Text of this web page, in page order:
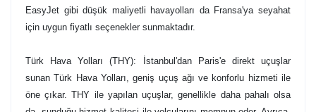
EasyJet gibi düşük maliyetli havayolları da Fransa'ya seyahat
için uygun fiyatlı seçenekler sunmaktadır.
Türk Hava Yolları (THY): İstanbul'dan Paris'e direkt uçuşlar
sunan Türk Hava Yolları, geniş uçuş ağı ve konforlu hizmeti ile
öne çıkar. THY ile yapılan uçuşlar, genellikle daha pahalı olsa